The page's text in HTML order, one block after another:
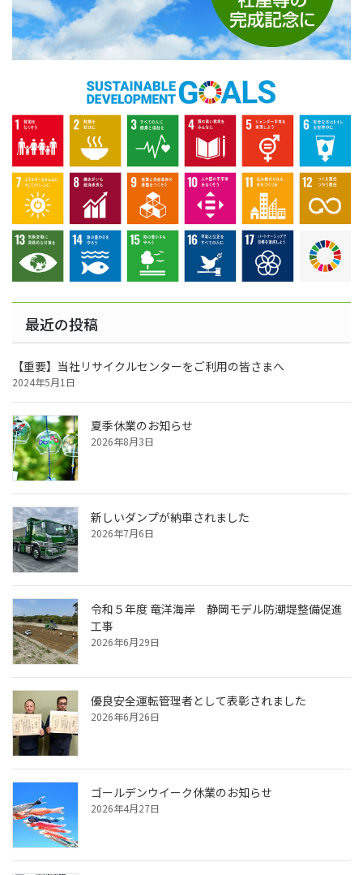
最近の投稿
【重要】当社リサイクルセンターをご利用の皆さまへ
2024年5月1日
夏季休業のお知らせ
2026年8月3日
新しいダンプが納車されました
2026年7月6日
令和５年度 竜洋海岸 静岡モデル防潮堤整備促進
工事
2026年6月29日
優良安全運転管理者として表彰されました
2026年6月26日
ゴールデンウイーク休業のお知らせ
2026年4月27日